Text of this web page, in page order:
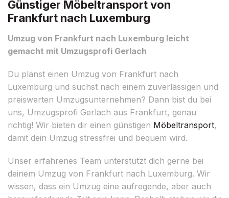
Günstiger Möbeltransport von
Frankfurt nach Luxemburg
Umzug von Frankfurt nach Luxemburg leicht
gemacht mit Umzugsprofi Gerlach
Du planst einen Umzug von Frankfurt nach
Luxemburg und suchst nach einem zuverlässigen und
preiswerten Umzugsunternehmen? Dann bist du bei
uns, Umzugsprofi Gerlach aus Frankfurt, genau
richtig! Wir bieten dir einen günstigen Möbeltransport,
damit dein Umzug stressfrei und bequem wird.
Unser erfahrenes Team unterstützt dich gerne bei
deinem Umzug von Frankfurt nach Luxemburg. Wir
wissen, dass ein Umzug eine aufregende, aber auch